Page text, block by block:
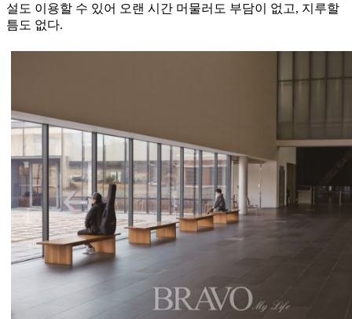
설도 이용할 수 있어 오랜 시간 머물러도 부담이 없고, 지루할
틈도 없다.